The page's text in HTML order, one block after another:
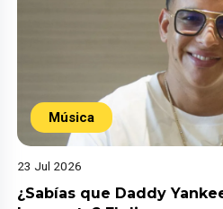
Música
23 Jul 2026
¿Sabías que Daddy